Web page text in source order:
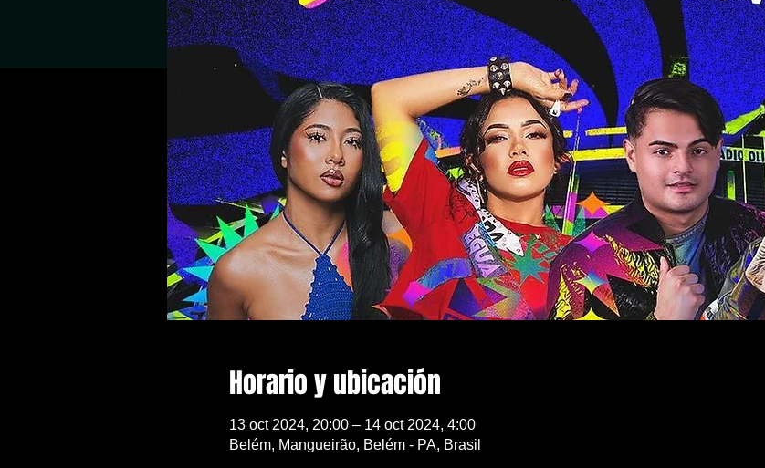
Horario y ubicación
13 oct 2024, 20:00 – 14 oct 2024, 4:00
Belém, Mangueirão, Belém - PA, Brasil